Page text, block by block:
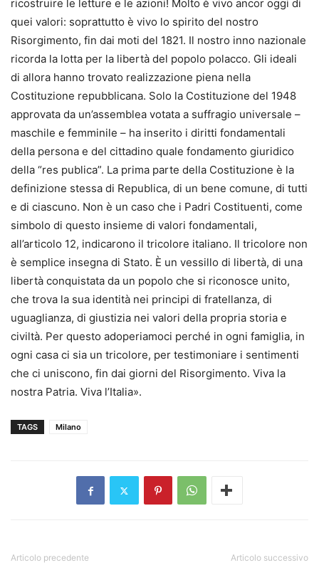
ricostruire le letture e le azioni! Molto è vivo ancor oggi di
quei valori: soprattutto è vivo lo spirito del nostro
Risorgimento, fin dai moti del 1821. Il nostro inno nazionale
ricorda la lotta per la libertà del popolo polacco. Gli ideali
di allora hanno trovato realizzazione piena nella
Costituzione repubblicana. Solo la Costituzione del 1948
approvata da un’assemblea votata a suffragio universale –
maschile e femminile – ha inserito i diritti fondamentali
della persona e del cittadino quale fondamento giuridico
della “res publica”. La prima parte della Costituzione è la
definizione stessa di Republica, di un bene comune, di tutti
e di ciascuno. Non è un caso che i Padri Costituenti, come
simbolo di questo insieme di valori fondamentali,
all’articolo 12, indicarono il tricolore italiano. Il tricolore non
è semplice insegna di Stato. È un vessillo di libertà, di una
libertà conquistata da un popolo che si riconosce unito,
che trova la sua identità nei principi di fratellanza, di
uguaglianza, di giustizia nei valori della propria storia e
civiltà. Per questo adoperiamoci perché in ogni famiglia, in
ogni casa ci sia un tricolore, per testimoniare i sentimenti
che ci uniscono, fin dai giorni del Risorgimento. Viva la
nostra Patria. Viva l’Italia».
TAGS Milano
Articolo precedente Articolo successivo